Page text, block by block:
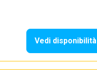
Vedi disponibilità